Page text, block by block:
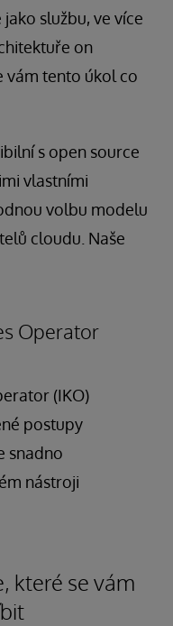
službu, ve více
on
vám tento úkol co
s open source
vlastními
volbu modelu
cloudu. Naše
Operator
(IKO)
postupy
snadno
nástroji
které se vám